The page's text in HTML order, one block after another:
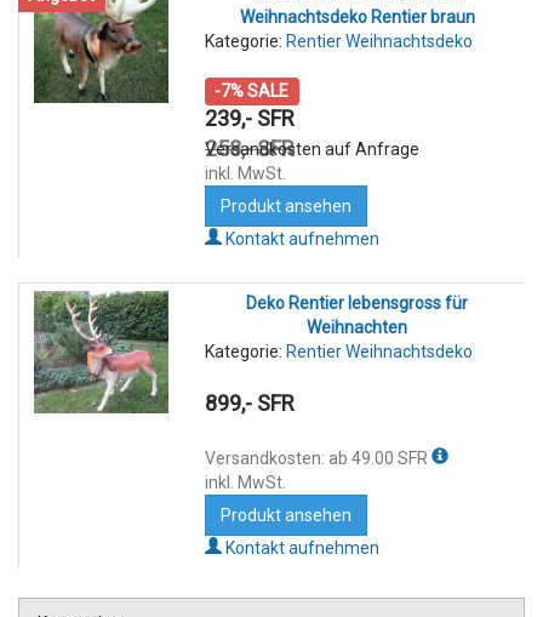
Weihnachtsdeko Rentier braun
Kategorie: Rentier Weihnachtsdeko
-7% SALE
239,- SFR
258,- SFR
Versandkosten auf Anfrage
inkl. MwSt.
Produkt ansehen
Kontakt aufnehmen
Deko Rentier lebensgross für
Weihnachten
Kategorie: Rentier Weihnachtsdeko
899,- SFR
Versandkosten: ab 49.00 SFR
inkl. MwSt.
Produkt ansehen
Kontakt aufnehmen